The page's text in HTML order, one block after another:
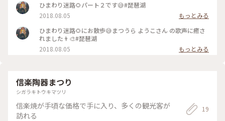
ひまわり迷路🌻パート２です😅#琵琶湖
2018.08.05
もっとみる
ひまわり迷路🌻にお散歩😅まつうら ようこさん の歌声に癒さ
れました👨‍🎨#琵琶湖
2018.08.05
もっとみる
信楽陶器まつり
シガラキトウキマツリ
信楽焼が手頃な価格で手に入り、多くの観光客が
訪れる
19